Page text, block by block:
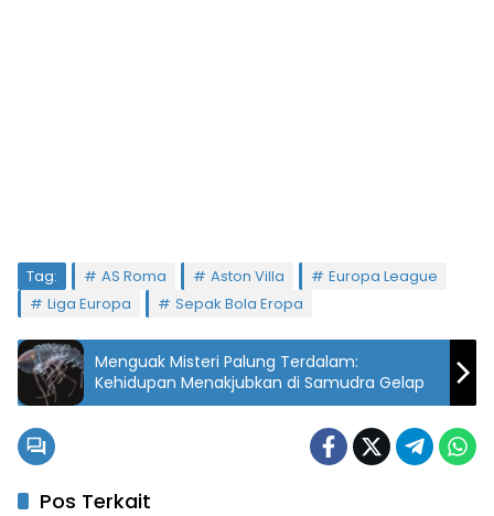
Tag: AS Roma Aston Villa
Europa League
Liga Europa
Sepak Bola Eropa
Menguak Misteri Palung Terdalam:
Kehidupan Menakjubkan di Samudra Gelap
Pos Terkait